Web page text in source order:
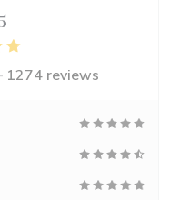
1274 reviews